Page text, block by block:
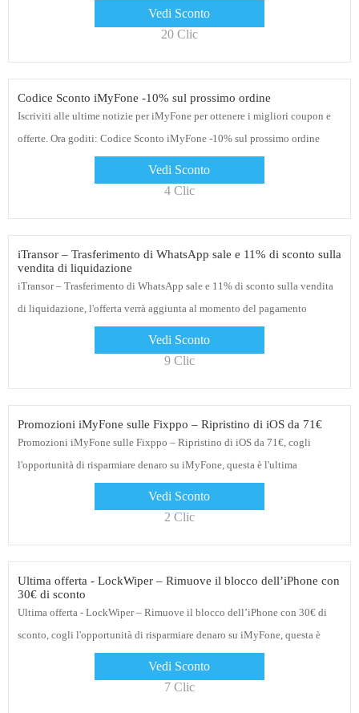
Vedi Sconto
20 Clic
Codice Sconto iMyFone -10% sul prossimo ordine
Iscriviti alle ultime notizie per iMyFone per ottenere i migliori coupon e
offerte. Ora goditi: Codice Sconto iMyFone -10% sul prossimo ordine
Vedi Sconto
4 Clic
iTransor – Trasferimento di WhatsApp sale e 11% di sconto sulla
vendita di liquidazione
iTransor – Trasferimento di WhatsApp sale e 11% di sconto sulla vendita
di liquidazione, l'offerta verrà aggiunta al momento del pagamento
Vedi Sconto
9 Clic
Promozioni iMyFone sulle Fixppo – Ripristino di iOS da 71€
Promozioni iMyFone sulle Fixppo – Ripristino di iOS da 71€, cogli
l'opportunità di risparmiare denaro su iMyFone, questa è l'ultima
Vedi Sconto
2 Clic
Ultima offerta - LockWiper – Rimuove il blocco dell’iPhone con
30€ di sconto
Ultima offerta - LockWiper – Rimuove il blocco dell’iPhone con 30€ di
sconto, cogli l'opportunità di risparmiare denaro su iMyFone, questa è
Vedi Sconto
7 Clic